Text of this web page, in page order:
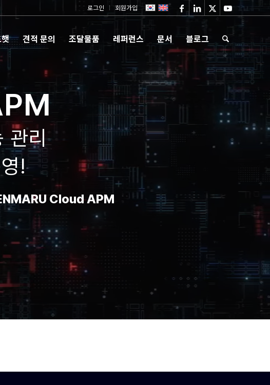
로그인 회원가입
견적 문의 조달물품 레퍼런스 문서 블로그
관리
!
Cloud APM